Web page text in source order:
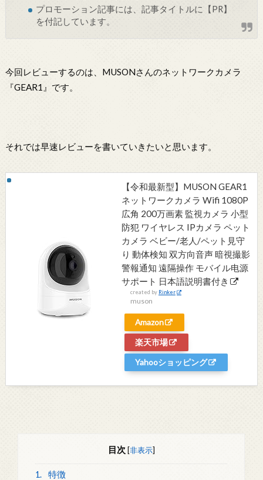
プロモーション記事には、記事タイトルに【PR】
を付記しています。
今回レビューするのは、MUSONさんのネットワークカメラ
『GEAR1』です。
それでは早速レビューを書いていきたいと思います。
【令和最新型】MUSON GEAR1
ネットワークカメラ Wifi 1080P
広角 200万画素 監視カメラ 小型
防犯 ワイヤレス IPカメラ ペット
カメラ ベビー/老人/ペット見守
り 動体検知 双方向音声 暗視撮影
警報通知 遠隔操作 モバイル电源
サポート 日本語説明書付き
created by Rinker
muson
Amazon
楽天市場
Yahooショッピング
目次 [非表示]
1. 特徴